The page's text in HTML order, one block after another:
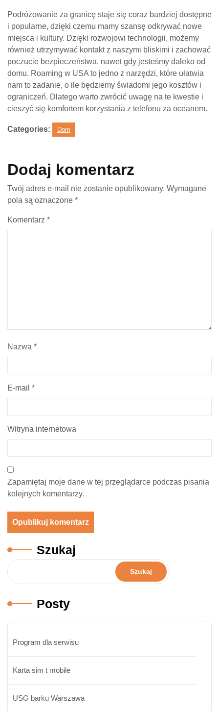
Podróżowanie za granicę staje się coraz bardziej dostępne
i popularne, dzięki czemu mamy szansę odkrywać nowe
miejsca i kultury. Dzięki rozwojowi technologii, możemy
również utrzymywać kontakt z naszymi bliskimi i zachować
poczucie bezpieczeństwa, nawet gdy jesteśmy daleko od
domu. Roaming w USA to jedno z narzędzi, które ułatwia
nam to zadanie, o ile będziemy świadomi jego kosztów i
ograniczeń. Dlatego warto zwrócić uwagę na te kwestie i
cieszyć się komfortem korzystania z telefonu za oceanem.
Categories: Dom
Dodaj komentarz
Twój adres e-mail nie zostanie opublikowany. Wymagane
pola są oznaczone *
Komentarz *
Nazwa *
E-mail *
Witryna internetowa
Zapamiętaj moje dane w tej przeglądarce podczas pisania
kolejnych komentarzy.
Szukaj
Szukaj
Posty
Program dla serwisu
Karta sim t mobile
USG barku Warszawa